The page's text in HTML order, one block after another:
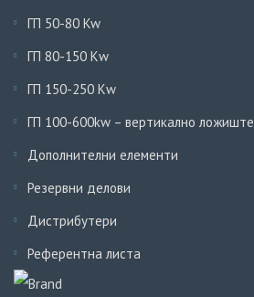
ГП 50-80 Kw
ГП 80-150 Кw
ГП 150-250 Кw
ГП 100-600kw – вертикално ложиште
Дополнителни елементи
Резервни делови
Дистрибутери
Референтна листа